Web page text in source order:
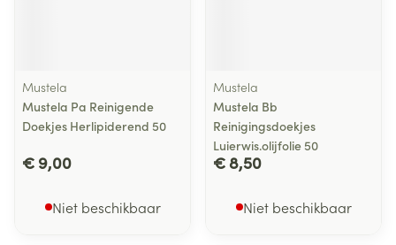
Mustela
Mustela Pa Reinigende
Doekjes Herlipiderend 50
€ 9,00
Niet beschikbaar
Mustela
Mustela Bb
Reinigingsdoekjes
Luierwis.olijfolie 50
€ 8,50
Niet beschikbaar